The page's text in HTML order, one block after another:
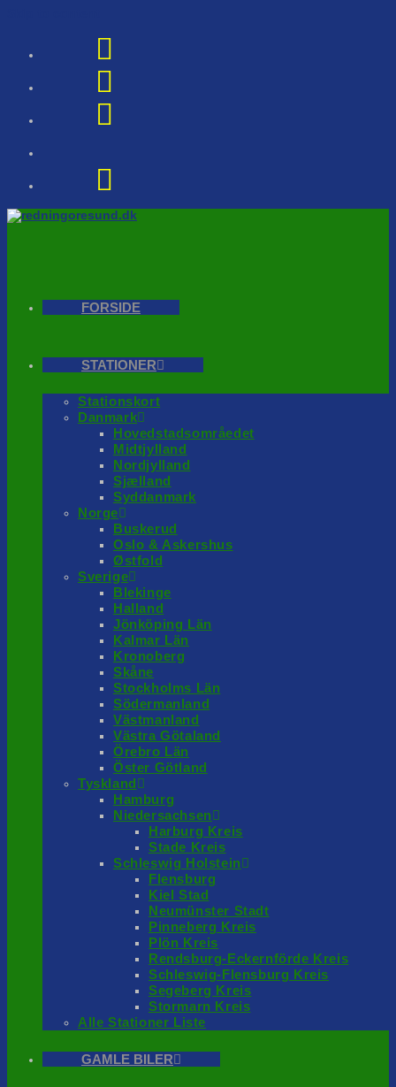
FORSIDE
STATIONER
Stationskort
Danmark
Hovedstadsområedet
Midtjylland
Nordjylland
Sjælland
Syddanmark
Norge
Buskerud
Oslo & Askershus
Østfold
Sverige
Blekinge
Halland
Jönköping Län
Kalmar Län
Kronoberg
Skåne
Stockholms Län
Södermanland
Västmanland
Västra Götaland
Örebro Län
Öster Götland
Tyskland
Hamburg
Niedersachsen
Harburg Kreis
Stade Kreis
Schleswig Holstein
Flensburg
Kiel Stad
Neumünster Stadt
Pinneberg Kreis
Plön Kreis
Rendsburg-Eckernförde Kreis
Schleswig-Flensburg Kreis
Segeberg Kreis
Stormarn Kreis
Alle Stationer Liste
GAMLE BILER